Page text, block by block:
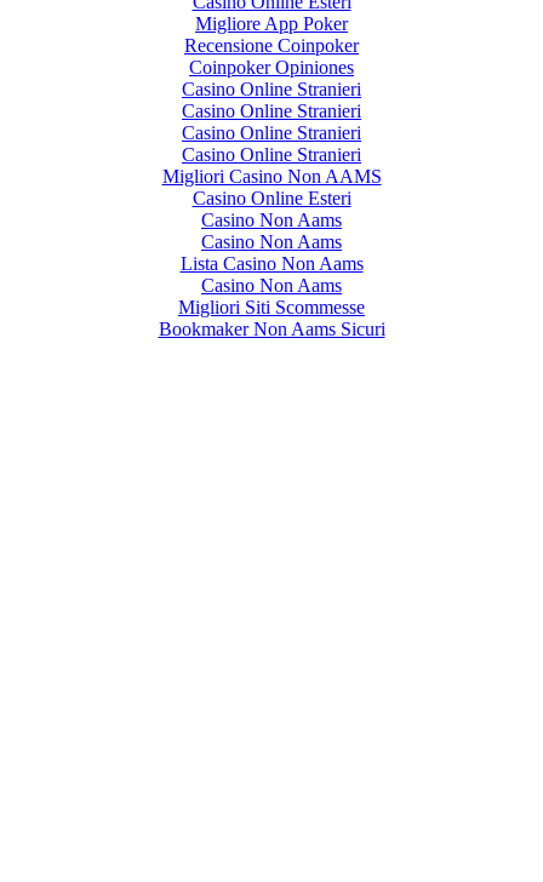
Migliore App Poker
Recensione Coinpoker
Coinpoker Opiniones
Casino Online Stranieri
Casino Online Stranieri
Casino Online Stranieri
Casino Online Stranieri
Migliori Casino Non AAMS
Casino Online Esteri
Casino Non Aams
Casino Non Aams
Lista Casino Non Aams
Casino Non Aams
Migliori Siti Scommesse
Bookmaker Non Aams Sicuri